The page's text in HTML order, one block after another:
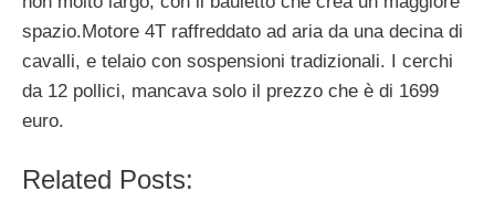
spazio.Motore 4T raffreddato ad aria da una decina di
cavalli, e telaio con sospensioni tradizionali. I cerchi
da 12 pollici, mancava solo il prezzo che è di 1699
euro.
Related Posts: